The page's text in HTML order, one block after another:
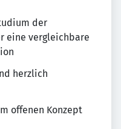
der
eine vergleichbare
herzlich
offenen Konzept